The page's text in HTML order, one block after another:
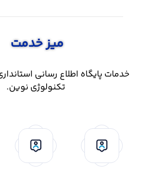
میز خدمت
خدمات پایگاه اطلاع رسانی
تکنولوژی نوین.